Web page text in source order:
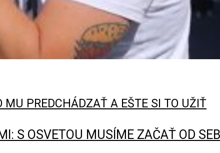
MU PREDCHÁDZAŤ A EŠTE SI TO UŽIŤ